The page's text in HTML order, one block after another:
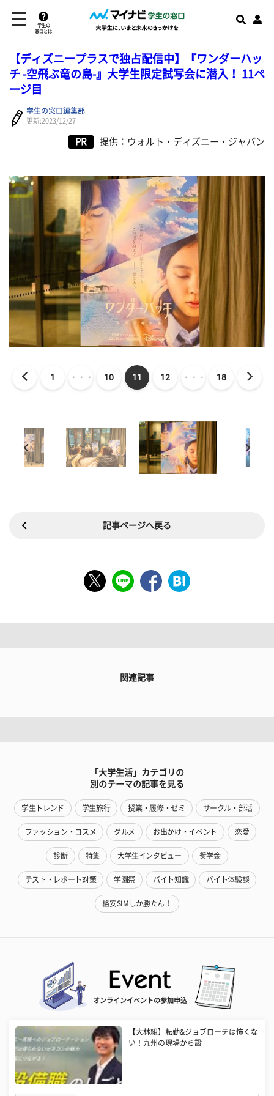
学生の
窓口とは
【ディズニープラスで独占配信中】『ワンダーハッ
チ -空飛ぶ竜の島-』大学生限定試写会に潜入！ 11ペ
ージ目
学生の窓口編集部
更新:2023/12/27
PR 提供：ウォルト・ディズニー・ジャパン
1 ・・・ 10 11 12 ・・・ 18
記事ページへ戻る
関連記事
「大学生活」カテゴリの
別のテーマの記事を見る
学生トレンド 学生旅行 授業・履修・ゼミ サークル・部活
ファッション・コスメ グルメ お出かけ・イベント 恋愛
診断 特集 大学生インタビュー 奨学金
テスト・レポート対策 学園祭 バイト知識 バイト体験談
格安SIMしか勝たん！
オンラインイベントの参加申込
【大林組】転勤&ジョブローテは怖くな
い！九州の現場から設